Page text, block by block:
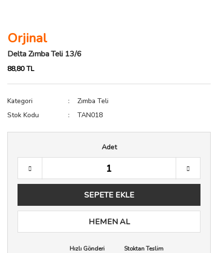
Orjinal
Delta Zımba Teli 13/6
88,80 TL
Kategori
Zımba Teli
Stok Kodu
TAN018
Adet
SEPETE EKLE
HEMEN AL
Hızlı Gönderi Stoktan Teslim